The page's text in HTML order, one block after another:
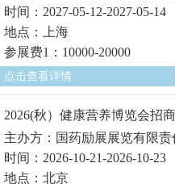
时间：2027-05-12-2027-05-14
地点：上海
参展费1：10000-20000
点击查看详情
2026(秋）健康营养博览会招
主办方：国药励展展览有限责
时间：2026-10-21-2026-10-23
地点：北京